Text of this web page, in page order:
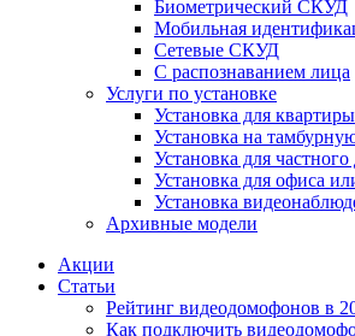
Биометрический СКУД
Мобильная
Сетевые СКУД
С распознаванием лица
Услуги по установке
Установка для квартиры
Установка на
Установка для частного
Установка для офиса
Установка
Архивные модели
Акции
Статьи
Рейтинг видеодомофонов в
Как подключить